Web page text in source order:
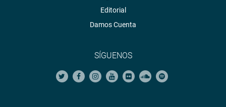
Editorial
Damos Cuenta
SÍGUENOS